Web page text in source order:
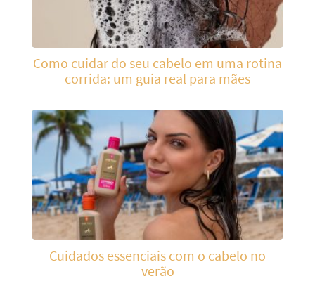
Como cuidar do seu cabelo em uma rotina
corrida: um guia real para mães
Cuidados essenciais com o cabelo no
verão